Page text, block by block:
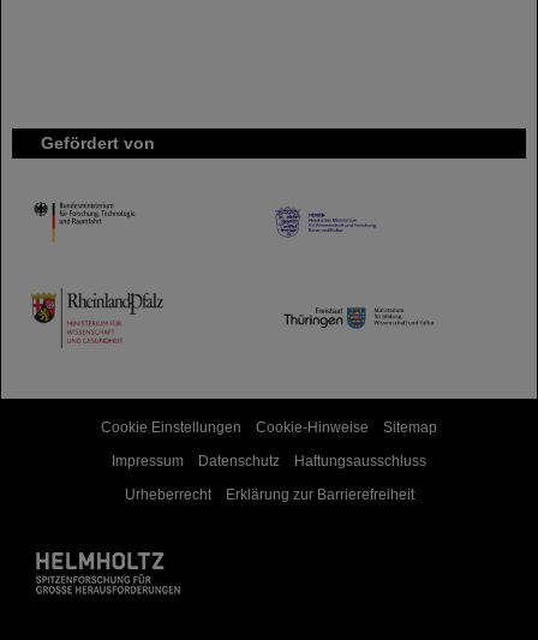
Gefördert von
HMWK
TMWWDG
Cookie Einstellungen Cookie-Hinweise
Sitemap
Impressum
Datenschutz
Haftungsausschluss
Urheberrecht
Erklärung zur Barrierefreiheit